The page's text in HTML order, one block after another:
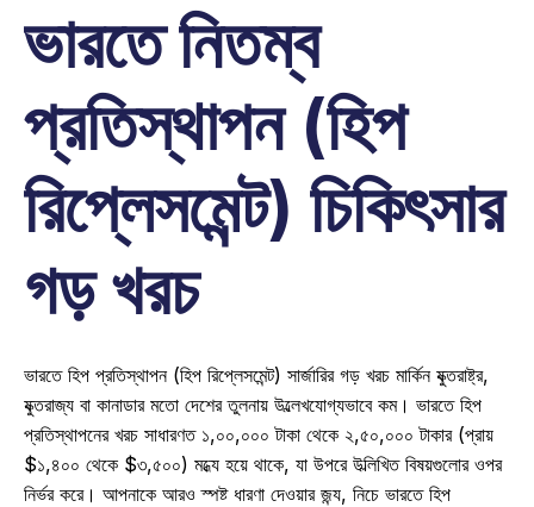
ভারতে নিতম্ব
প্রতিস্থাপন (হিপ
রিপ্লেসমেন্ট) চিকিৎসার
গড় খরচ
ভারতে হিপ প্রতিস্থাপন (হিপ রিপ্লেসমেন্ট) সার্জারির গড় খরচ মার্কিন যুক্তরাষ্ট্র,
যুক্তরাজ্য বা কানাডার মতো দেশের তুলনায় উল্লেখযোগ্যভাবে কম। ভারতে হিপ
প্রতিস্থাপনের খরচ সাধারণত ১,০০,০০০ টাকা থেকে ২,৫০,০০০ টাকার (প্রায়
$১,৪০০ থেকে $৩,৫০০) মধ্যে হয়ে থাকে, যা উপরে উল্লিখিত বিষয়গুলোর ওপর
নির্ভর করে। আপনাকে আরও স্পষ্ট ধারণা দেওয়ার জন্য, নিচে ভারতে হিপ